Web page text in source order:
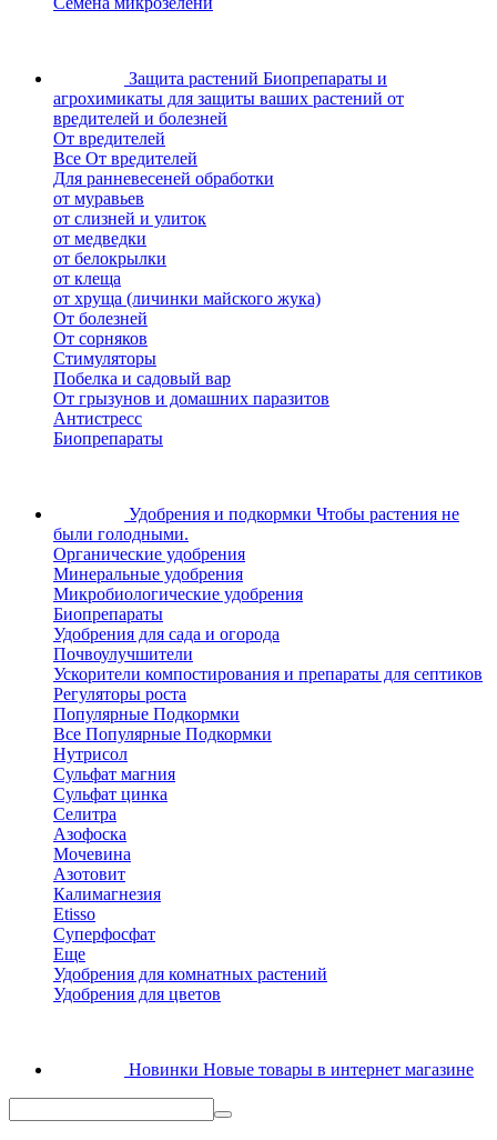
Защита растений Биопрепараты и
агрохимикаты для защиты ваших растений от
вредителей и болезней
От вредителей
Все От вредителей
Для ранневесеней обработки
от муравьев
от слизней и улиток
от медведки
от белокрылки
от клеща
от хруща (личинки майского жука)
От болезней
От сорняков
Стимуляторы
Побелка и садовый вар
От грызунов и домашних паразитов
Антистресс
Биопрепараты
Удобрения и подкормки Чтобы растения не
были голодными.
Органические удобрения
Минеральные удобрения
Микробиологические удобрения
Биопрепараты
Удобрения для сада и огорода
Почвоулучшители
Ускорители компостирования и препараты для септиков
Регуляторы роста
Популярные Подкормки
Все Популярные Подкормки
Нутрисол
Сульфат магния
Сульфат цинка
Селитра
Азофоска
Мочевина
Азотовит
Калимагнезия
Etisso
Суперфосфат
Еще
Удобрения для комнатных растений
Удобрения для цветов
Новинки Новые товары в интернет магазине